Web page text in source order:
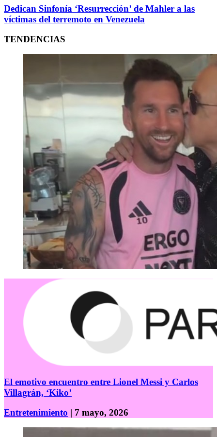
Dedican Sinfonía ‘Resurrección’ de Mahler a las
víctimas del terremoto en Venezuela
TENDENCIAS
El emotivo encuentro entre Lionel Messi y Carlos
Villagrán, ‘Kiko’
Entretenimiento | 7 mayo, 2026